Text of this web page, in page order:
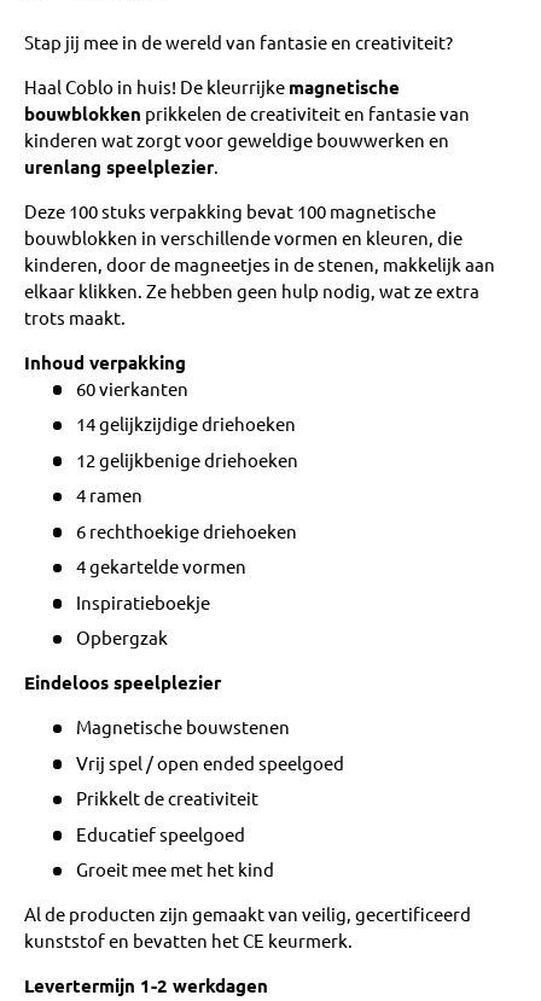
Stap jij mee in de wereld van fantasie en creativiteit?
Haal Coblo in huis! De kleurrijke magnetische
bouwblokken prikkelen de creativiteit en fantasie van
kinderen wat zorgt voor geweldige bouwwerken en
urenlang speelplezier.
Deze 100 stuks verpakking bevat 100 magnetische
bouwblokken in verschillende vormen en kleuren, die
kinderen, door de magneetjes in de stenen, makkelijk aan
elkaar klikken. Ze hebben geen hulp nodig, wat ze extra
trots maakt.
Inhoud verpakking
60 vierkanten
14 gelijkzijdige driehoeken
12 gelijkbenige driehoeken
4 ramen
6 rechthoekige driehoeken
4 gekartelde vormen
Inspiratieboekje
Opbergzak
Eindeloos speelplezier
Magnetische bouwstenen
Vrij spel / open ended speelgoed
Prikkelt de creativiteit
Educatief speelgoed
Groeit mee met het kind
Al de producten zijn gemaakt van veilig, gecertificeerd
kunststof en bevatten het CE keurmerk.
Levertermijn 1-2 werkdagen